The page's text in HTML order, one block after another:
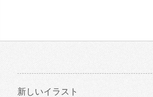
新しいイラスト